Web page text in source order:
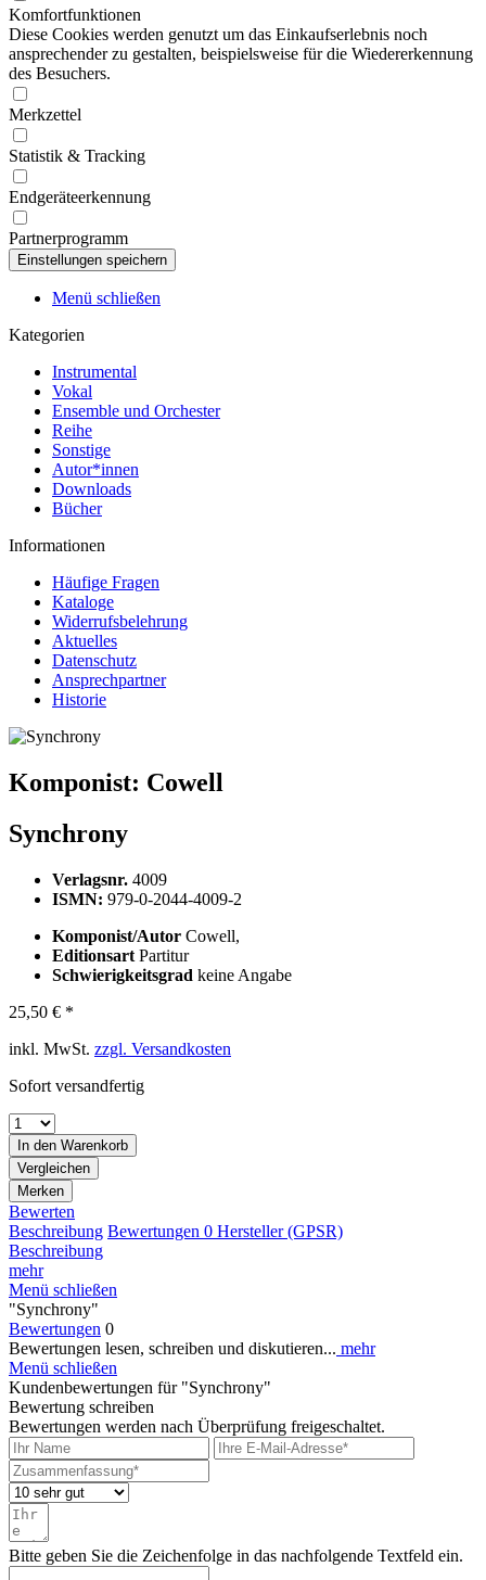
Komfortfunktionen
Diese Cookies werden genutzt um das Einkaufserlebnis noch
ansprechender zu gestalten, beispielsweise für die Wiedererkennung
des Besuchers.
Merkzettel
Statistik & Tracking
Endgeräteerkennung
Partnerprogramm
Menü schließen
Kategorien
Instrumental
Vokal
Ensemble und Orchester
Reihe
Sonstige
Autor*innen
Downloads
Bücher
Informationen
Häufige Fragen
Kataloge
Widerrufsbelehrung
Aktuelles
Datenschutz
Ansprechpartner
Historie
Komponist: Cowell
Synchrony
Verlagsnr. 4009
ISMN: 979-0-2044-4009-2
Komponist/Autor Cowell,
Editionsart Partitur
Schwierigkeitsgrad keine Angabe
25,50 € *
inkl. MwSt. zzgl. Versandkosten
Sofort versandfertig
In den Warenkorb
Vergleichen
Merken
Bewerten
Beschreibung Bewertungen 0 Hersteller (GPSR)
Beschreibung
mehr
Menü schließen
"Synchrony"
Bewertungen 0
Bewertungen lesen, schreiben und diskutieren... mehr
Menü schließen
Kundenbewertungen für "Synchrony"
Bewertung schreiben
Bewertungen werden nach Überprüfung freigeschaltet.
Bitte geben Sie die Zeichenfolge in das nachfolgende Textfeld ein.